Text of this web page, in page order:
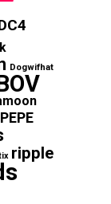
Dogwifhat
PEPE
ripple